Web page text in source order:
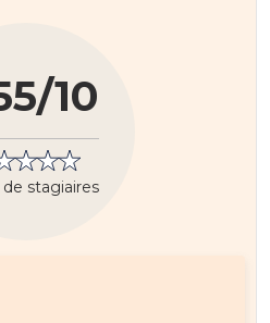
10
de stagiaires